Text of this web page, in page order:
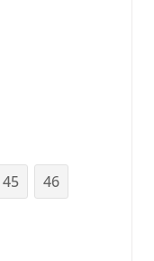
45
46